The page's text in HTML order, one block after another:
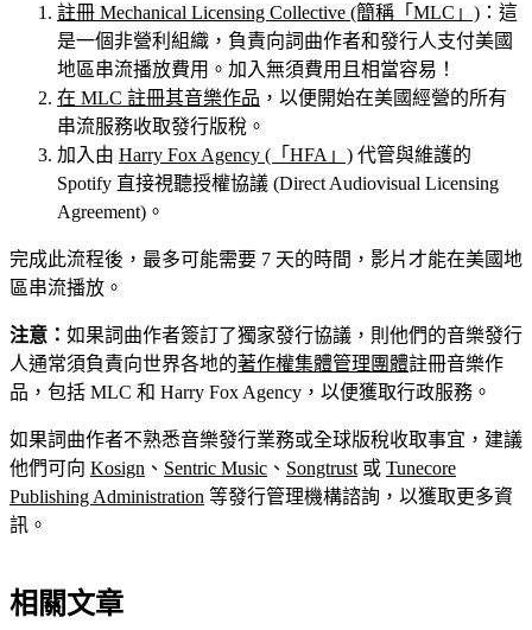
註冊 Mechanical Licensing Collective (簡稱「MLC」) ：這
是一個非營利組織，負責向詞曲作者和發行人支付美國
地區串流播放費用。加入無須費用且相當容易！
在 MLC 註冊其音樂作品 ，以便開始在美國經營的所有
串流服務收取發行版稅。
加入由 Harry Fox Agency (「HFA」) 代管與維護的
Spotify 直接視聽授權協議 (Direct Audiovisual Licensing
Agreement)。
完成此流程後，最多可能需要 7 天的時間，影片才能在美國地
區串流播放。
注意： 如果詞曲作者簽訂了獨家發行協議，則他們的音樂發行
人通常須負責向世界各地的著作權集體管理團體註冊音樂作
品，包括 MLC 和 Harry Fox Agency，以便獲取行政服務。
如果詞曲作者不熟悉音樂發行業務或全球版稅收取事宜，建議
他們可向 Kosign 、 Sentric Music 、 Songtrust 或 Tunecore
Publishing Administration 等發行管理機構諮詢，以獲取更多資
訊。
相關文章